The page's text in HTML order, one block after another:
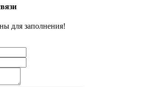
для заполнения!